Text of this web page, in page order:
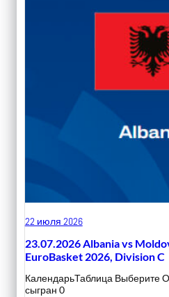
22 июля 2026
23.07.2026 Albania vs
EuroBasket 2026, Division C
КалендарьТаблица Выберите
сыгран 0